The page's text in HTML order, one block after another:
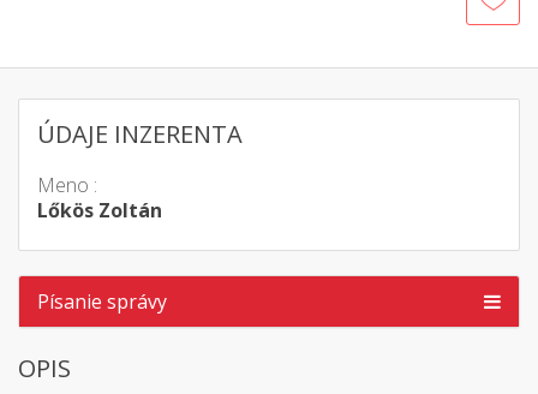
ÚDAJE INZERENTA
Meno :
Lőkös Zoltán
Písanie správy
OPIS